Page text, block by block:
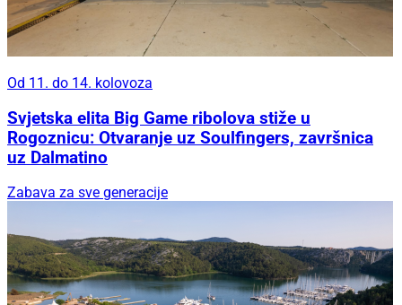
Od 11. do 14. kolovoza
Svjetska elita Big Game ribolova stiže u
Rogoznicu: Otvaranje uz Soulfingers, završnica
uz Dalmatino
Zabava za sve generacije